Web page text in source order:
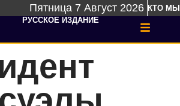
Пятница 7 Август 2026 КТО МЫ
РУССКОЕ ИЗДАНИЕ